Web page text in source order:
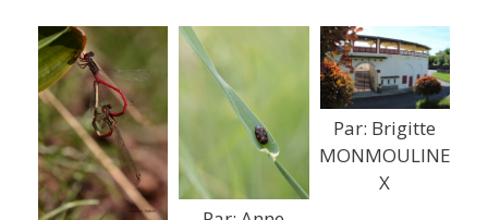
Par: Brigitte
MONMOULINE
X